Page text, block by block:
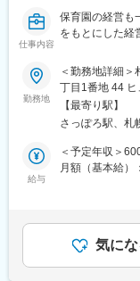
「本当にこの企
ある意思決定を
・メンバーマネ
早ければ半年～
ー育成に携わっ
■魅力：
◎徹底した「求
当社ではCA（
粋なマッチン
◎圧倒的な集客
仕事内容
保育園の経営も
をもとにした経
本ポジションで
の解決を担いま
保育業務で忙し
界知識を用い
コンサルティン
・自力で解決す
・園が望んで
勤務地
＜勤務地詳細
丁目1番地 44
内全面禁煙
【最寄り駅】
さっぽろ駅、札
給与
＜予定年収＞
月額（基本給）
業手当＞有＜
す。・給与改
月）賃金はあ
気に